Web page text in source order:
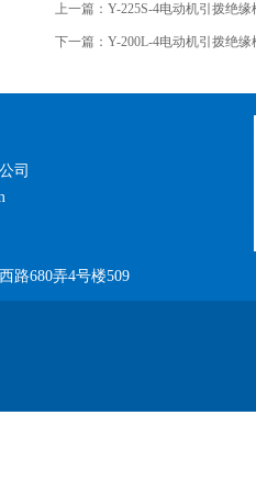
上一篇： Y-225S-4电动机引拨绝缘
下一篇： Y-200L-4电动机引拨绝缘
司
路680弄4号楼509